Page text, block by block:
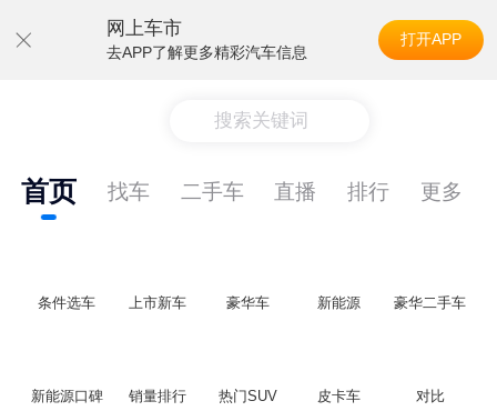
网上车市
去APP了解更多精彩汽车信息
打开APP
搜索关键词
首页 找车 二手车 直播 排行 更多
条件选车 上市新车 豪华车 新能源 豪华二手车
新能源口碑 销量排行 热门SUV 皮卡车 对比